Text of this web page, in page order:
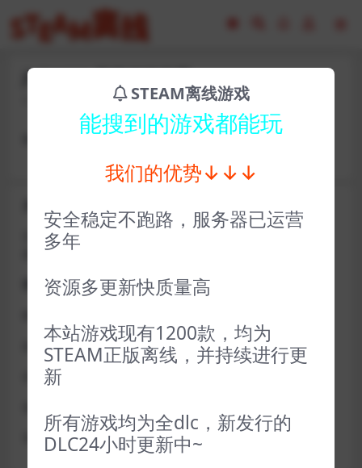
jhf31228-瘟疫传说无罪
12
账号cwsz27766密码zuobiao1247
关于D加密类游戏通知
近期发现同行倒卖严重，大量会员D加密游戏无法激活问
题，现开通令牌
获取方式找企鹅群里的技术客服获取即可
如激活上限需等到隔天早上在线进一次游戏
或者使用网盘版也可解决D加密激活的问题，一样玩
请各位亲们理解
STEAM离线游戏
能搜到的游戏都能玩
我们的优势↓↓↓
安全稳定不跑路，服务器已运营
多年
资源多更新快质量高
本站游戏现有1200款，均为
STEAM正版离线，并持续进行更
新
所有游戏均为全dlc，新发行的
DLC24小时更新中~